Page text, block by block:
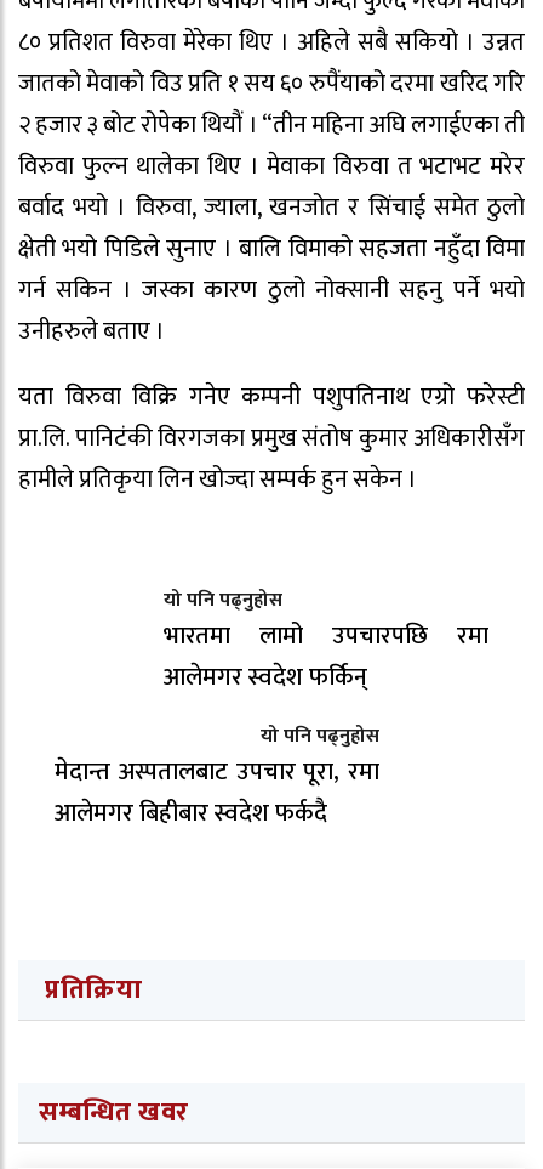
८० प्रतिशत विरुवा मेरेका थिए । अहिले सबै सकियो । उन्नत
जातको मेवाको विउ प्रति १ सय ६० रुपैंयाको दरमा खरिद गरि
२ हजार ३ बोट रोपेका थियौं । “तीन महिना अघि लगाईएका ती
विरुवा फुल्न थालेका थिए । मेवाका विरुवा त भटाभट मरेर
बर्वाद भयो । विरुवा, ज्याला, खनजोत र सिंचाई समेत ठुलो
क्षेती भयो पिडिले सुनाए । बालि विमाको सहजता नहुँदा विमा
गर्न सकिन । जस्का कारण ठुलो नोक्सानी सहनु पर्ने भयो
उनीहरुले बताए ।
यता विरुवा विक्रि गनेए कम्पनी पशुपतिनाथ एग्रो फरेस्टी
प्रा.लि. पानिटंकी विरगजका प्रमुख संतोष कुमार अधिकारीसँग
हामीले प्रतिकृया लिन खोज्दा सम्पर्क हुन सकेन ।
यो पनि पढ्नुहोस
भारतमा लामो उपचारपछि रमा
आलेमगर स्वदेश फर्किन्
यो पनि पढ्नुहोस
मेदान्त अस्पतालबाट उपचार पूरा, रमा
आलेमगर बिहीबार स्वदेश फर्कदै
प्रतिक्रिया
सम्बन्धित खवर